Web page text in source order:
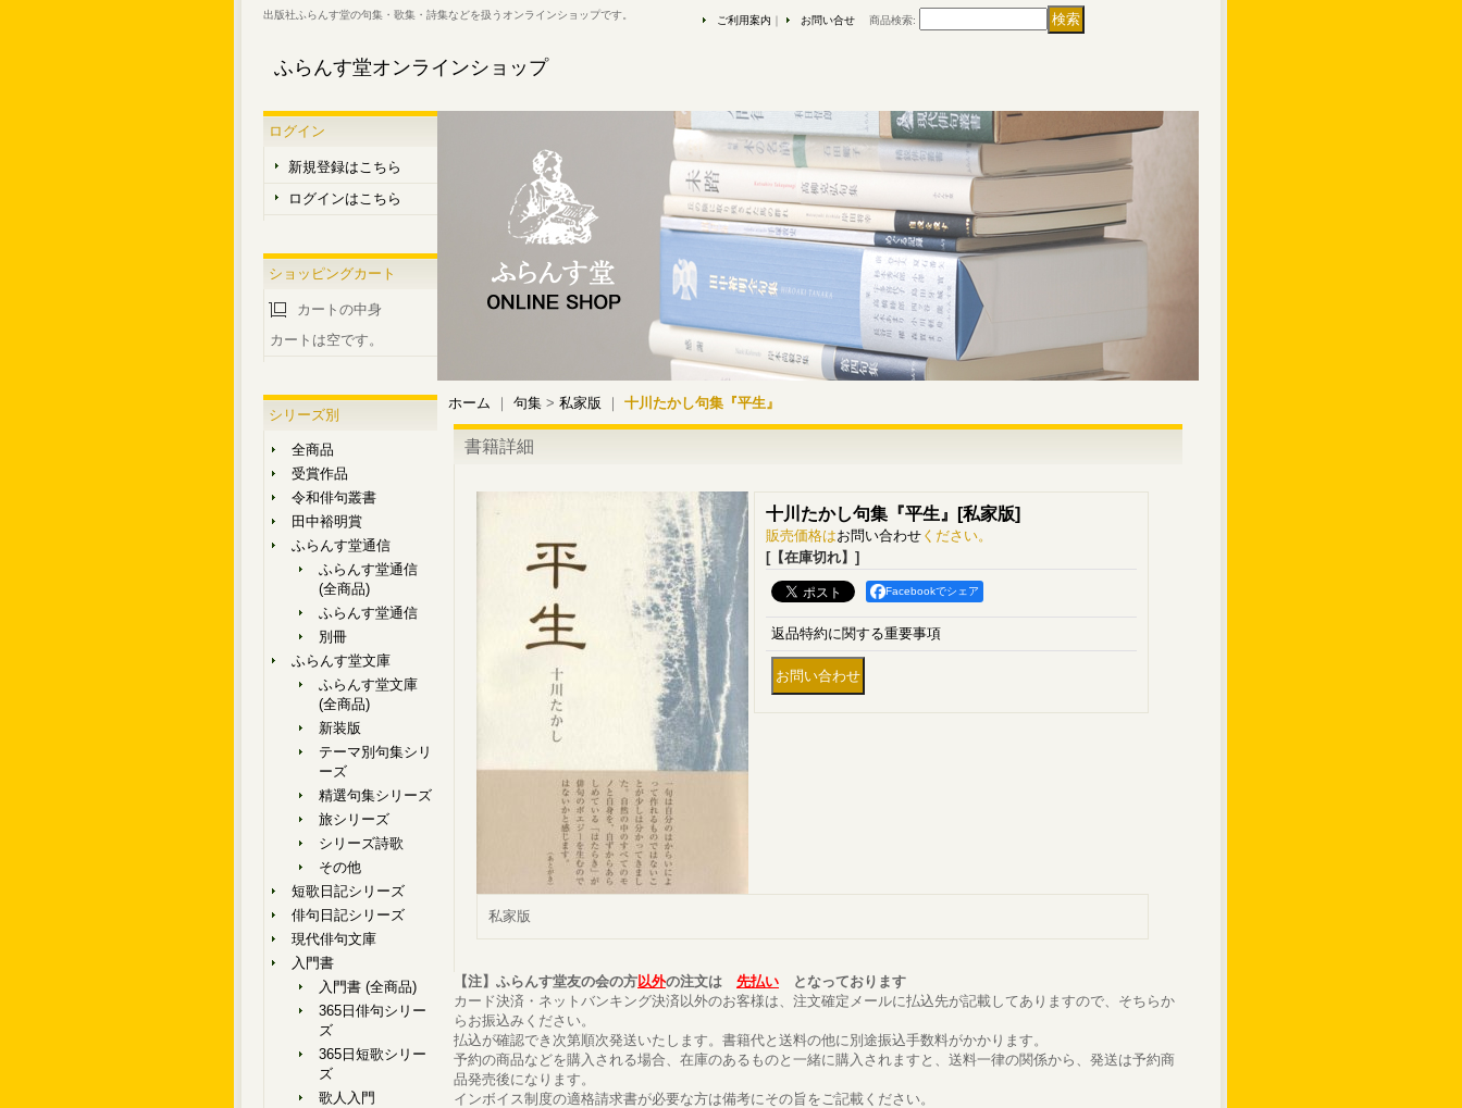
出版社ふらんす堂の句集・歌集・詩集などを扱うオンラインショップです。
ふらんす堂オンラインショップ
ご利用案内 お問い合せ 商品検索:
ログイン
新規登録はこちら
ログインはこちら
ショッピングカート
カートの中身
カートは空です。
シリーズ別
全商品
受賞作品
令和俳句叢書
田中裕明賞
ふらんす堂通信
ふらんす堂通信
(全商品)
ふらんす堂通信
別冊
ふらんす堂文庫
ふらんす堂文庫
(全商品)
新装版
テーマ別句集シリ
ーズ
精選句集シリーズ
旅シリーズ
シリーズ詩歌
その他
短歌日記シリーズ
俳句日記シリーズ
現代俳句文庫
入門書
入門書 (全商品)
365日俳句シリー
ズ
365日短歌シリー
ズ
歌人入門
ホーム ｜ 句集 > 私家版 ｜ 十川たかし句集『平生』
書籍詳細
十川たかし句集『平生』 [私家版]
販売価格はお問い合わせ ください。
[【在庫切れ】]
Facebookでシェア
返品特約に関する重要事項
私家版
【注】ふらんす堂友の会の方以外の注文は 先払い となっております
カード決済・ネットバンキング決済以外のお客様は、注文確定メールに払込先が記載してありますので、そちらか
らお振込みください。
払込が確認でき次第順次発送いたします。書籍代と送料の他に別途振込手数料がかかります。
予約の商品などを購入される場合、在庫のあるものと一緒に購入されますと、送料一律の関係から、発送は予約商
品発売後になります。
インボイス制度の適格請求書が必要な方は備考にその旨をご記載ください。